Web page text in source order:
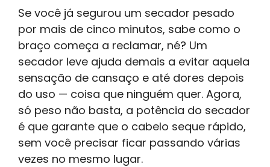
Se você já segurou um secador pesado
por mais de cinco minutos, sabe como o
braço começa a reclamar, né? Um
secador leve ajuda demais a evitar aquela
sensação de cansaço e até dores depois
do uso — coisa que ninguém quer. Agora,
só peso não basta, a potência do secador
é que garante que o cabelo seque rápido,
sem você precisar ficar passando várias
vezes no mesmo lugar.